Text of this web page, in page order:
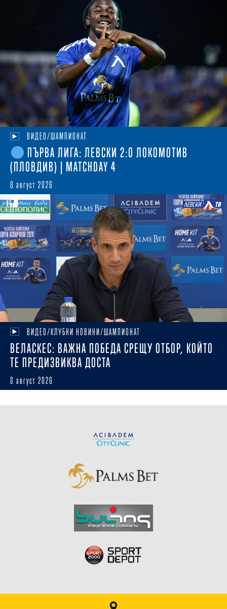
ВИДЕО/ШАМПИОНАТ
ПЪРВА ЛИГА: ЛЕВСКИ 2:0 ЛОКОМОТИВ
(ПЛОВДИВ) | MATCHDAY 4
8 август 2026
ВИДЕО/КЛУБНИ НОВИНИ/ШАМПИОНАТ
ВЕЛАСКЕС: ВАЖНА ПОБЕДА СРЕЩУ ОТБОР, КОЙТО
ТЕ ПРЕДИЗВИКВА ДОСТА
8 август 2026